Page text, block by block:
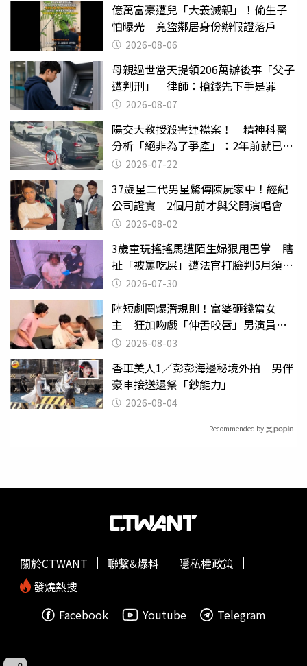
億萬富豪遭兒「大義滅親」！偷生子
怕曝光 竟盜鄰居身份辦假證落戶
2026-08-06
母親過世當天提領206萬辦後事「父子
遭判刑」 律師：搶錢先下手是罪
2026-08-07
陽交大教授殺害連襟案！ 精神科醫
分析「絕非為了爭產」：2年前就已言
行詭異
2026-07-22
37歲星二代男星驚傳陳屍家中！經紀
公司證實 2個月前才與父開演唱會
2026-08-02
3歲童玩搖搖馬遭陌生婦狠甩巴掌 瞎
扯「被罵吃屎」遭法官打臉判5月須入
監 2026-07-30
陸短劇圈爆潛規則！富婆砸錢當女
主 狂加吻戲「伸舌咬唇」男演員崩
潰 2026-08-03
香車美人1／彭彭海邊秘境外拍 男伴
豪車接送還祭「鈔能力」
2026-08-04
Recommended by
關於CTWANT 聯繫&爆料
隱私權政策
發燒熱搜
Facebook
Youtube Telegram